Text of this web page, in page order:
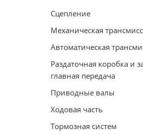
Сцепление
Механическая
Автоматическая
Раздаточная коробка и
главная передача
Приводные валы
Ходовая часть
Тормозная систем